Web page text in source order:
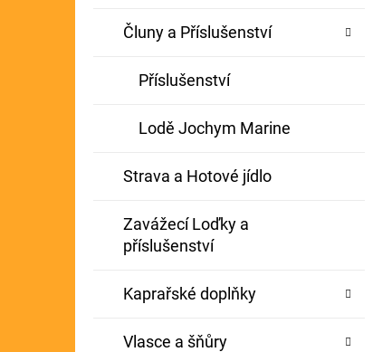
Čluny a Příslušenství
Příslušenství
Lodě Jochym Marine
Strava a Hotové jídlo
Zavážecí Loďky a
příslušenství
Kaprařské doplňky
Vlasce a šňůry
Původně: 79 Kč